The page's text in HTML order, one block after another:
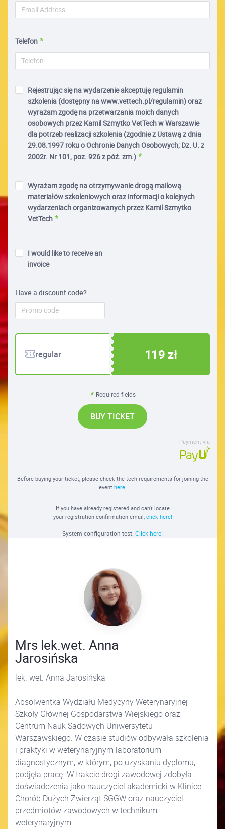
Telefon
Rejestrując się na wydarzenie akceptuję regulamin
szkolenia (dostępny na www.vettech.pl/regulamin) oraz
wyrażam zgodę na przetwarzania moich danych
osobowych przez Kamil Szmytko VetTech w Warszawie
dla potrzeb realizacji szkolenia (zgodnie z Ustawą z dnia
29.08.1997 roku o Ochronie Danych Osobowych; Dz. U. z
2002r. Nr 101, poz. 926 z póź. zm.)
Wyrażam zgodę na otrzymywanie drogą mailową
materiałów szkoleniowych oraz informacji o kolejnych
wydarzeniach organizowanych przez Kamil Szmytko
VetTech
I would like to receive an
invoice
Have a discount code?
regular 119 zł
Required fields
BUY TICKET
Payment via
Before buying your ticket, please check the tech requirements for joining the
event here.
If you have already registered and can't locate
your registration confirmation email, click here!
System configuration test. Click here!
Mrs lek.wet. Anna
Jarosińska
lek. wet. Anna Jarosińska
Absolwentka Wydziału Medycyny Weterynaryjnej
Szkoły Głównej Gospodarstwa Wiejskiego oraz
Centrum Nauk Sądowych Uniwersytetu
Warszawskiego. W czasie studiów odbywała szkolenia
i praktyki w weterynaryjnym laboratorium
diagnostycznym, w którym, po uzyskaniu dyplomu,
podjęła pracę. W trakcie drogi zawodowej zdobyła
doświadczenia jako nauczyciel akademicki w Klinice
Chorób Dużych Zwierząt SGGW oraz nauczyciel
przedmiotów zawodowych w technikum
weterynaryjnym.